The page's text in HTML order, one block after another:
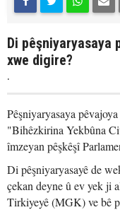
Di pêşniyaryasaya
xwe digire?
.
Pêşniyaryasaya
"Bihêzkirina Yekbûna
îmzeyan pêşkêşî
Di pêşniyaryasayê de
çekan deyne û ev yek ji
Tirkiyeyê (MGK) ve bê